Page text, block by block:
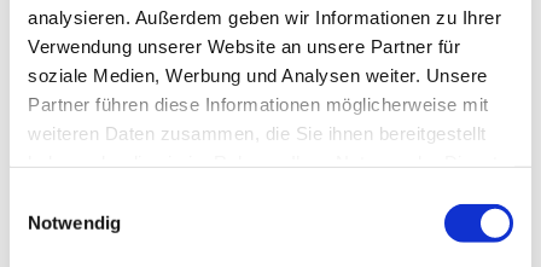
analysieren. Außerdem geben wir Informationen zu Ihrer
Verwendung unserer Website an unsere Partner für
soziale Medien, Werbung und Analysen weiter. Unsere
Partner führen diese Informationen möglicherweise mit
weiteren Daten zusammen, die Sie ihnen bereitgestellt
Notwendig
Dies könnte Sie auch